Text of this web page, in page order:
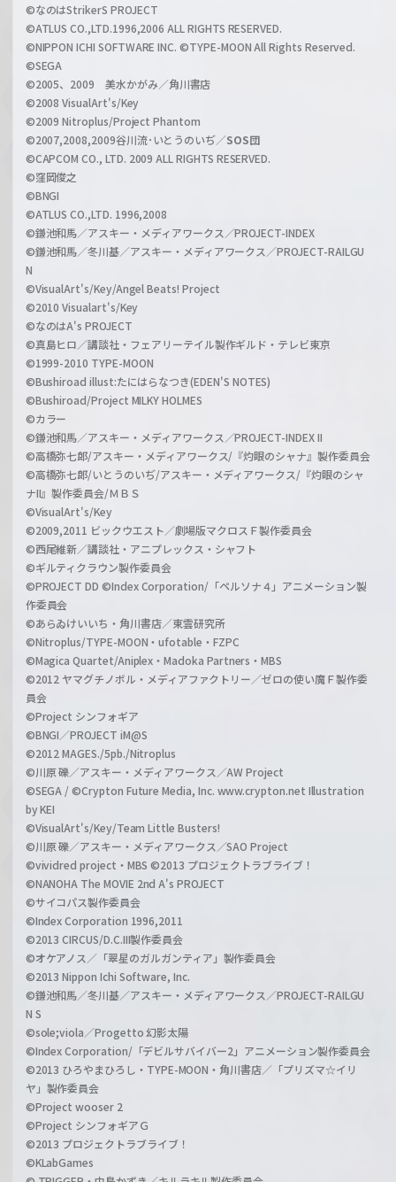
h
a
n
l
©なのはStrikerS PROJECT
©ATLUS CO.,LTD.1996,2006 ALL RIGHTS RESERVED.
©NIPPON ICHI SOFTWARE INC. ©TYPE-MOON All Rights Reserved.
©SEGA
©2005、2009 美水かがみ／角川書店
©2008 VisualArt's/Key
©2009 Nitroplus/Project Phantom
©2007,2008,2009谷川流･いとうのいぢ／SOS団
©CAPCOM CO., LTD. 2009 ALL RIGHTS RESERVED.
©窪岡俊之
©BNGI
©ATLUS CO.,LTD. 1996,2008
©鎌池和馬／アスキー・メディアワークス／PROJECT-INDEX
©鎌池和馬／冬川基／アスキー・メディアワークス／PROJECT-RAILGU
N
©VisualArt's/Key/Angel Beats! Project
©2010 Visualart's/Key
©なのはA's PROJECT
©真島ヒロ／講談社・フェアリーテイル製作ギルド・テレビ東京
©1999-2010 TYPE-MOON
©Bushiroad illust:たにはらなつき(EDEN'S NOTES)
©Bushiroad/Project MILKY HOLMES
©カラー
©鎌池和馬／アスキー・メディアワークス／PROJECT-INDEX II
©高橋弥七郎/アスキー・メディアワークス/『灼眼のシャナ』製作委員会
©高橋弥七郎/いとうのいぢ/アスキー・メディアワークス/『灼眼のシャ
ナII』製作委員会/ＭＢＳ
©VisualArt's/Key
©2009,2011 ビックウエスト／劇場版マクロスＦ製作委員会
©西尾維新／講談社・アニプレックス・シャフト
©ギルティクラウン製作委員会
©PROJECT DD ©Index Corporation/「ペルソナ４」アニメーション製
作委員会
©あらゐけいいち・角川書店／東雲研究所
©Nitroplus/TYPE-MOON・ufotable・FZPC
©Magica Quartet/Aniplex・Madoka Partners・MBS
©2012 ヤマグチノボル・メディアファクトリー／ゼロの使い魔Ｆ製作委
員会
©Project シンフォギア
©BNGI／PROJECT iM@S
©2012 MAGES./5pb./Nitroplus
©川原 礫／アスキー・メディアワークス／AW Project
©SEGA / ©Crypton Future Media, Inc. www.crypton.net Illustration
by KEI
©VisualArt's/Key/Team Little Busters!
©川原 礫／アスキー・メディアワークス／SAO Project
©vividred project・MBS ©2013 プロジェクトラブライブ！
©NANOHA The MOVIE 2nd A's PROJECT
©サイコパス製作委員会
©Index Corporation 1996,2011
©2013 CIRCUS/D.C.III製作委員会
©オケアノス／「翠星のガルガンティア」製作委員会
©2013 Nippon Ichi Software, Inc.
©鎌池和馬／冬川基／アスキー・メディアワークス／PROJECT-RAILGU
N S
©sole;viola／Progetto 幻影太陽
©Index Corporation/「デビルサバイバー2」アニメーション製作委員会
©2013 ひろやまひろし・TYPE-MOON・角川書店／「プリズマ☆イリ
ヤ」製作委員会
©Project wooser 2
©Project シンフォギアＧ
©2013 プロジェクトラブライブ！
©KLabGames